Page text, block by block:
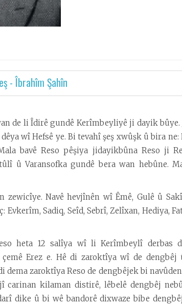
- Îbrahîm Şahîn
de li Îdirê gundê Kerîmbeyliyê ji dayik
wî Hefsê ye. Bi tevahî şeş xwûşk û bira
bavê Reso pêşiya jidayikbûna Reso ji
û Varansofka gundê bera wan hebûne.
zewicîye. Navê hevjînên wî Êmê, Gulê û
Evkerîm, Sadiq, Seîd, Sebrî, Zelîxan, Hediya,
heta 12 salîya wî li Kerîmbeylî derbas
Erez e. Hê di zaroktîya wî de
dema zaroktîya Reso de dengbêjek bi
carinan kilaman distirê, lêbelê dengbêj
dike û bi wê bandorê dixwaze bibe